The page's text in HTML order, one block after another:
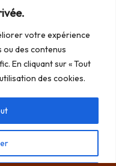
votre expérience
ou des contenus
En cliquant sur « Tout
des cookies.
à Bruges
le Bouscat